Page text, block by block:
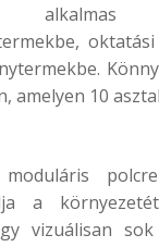
amelyen 10
moduláris
a
vizuálisan